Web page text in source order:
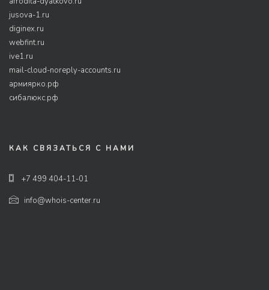
jusova-1.ru
diginex.ru
webfint.ru
ive1.ru
mail-cloud-noreply-accounts.ru
армиярко.рф
сибалюкс.рф
КАК СВЯЗАТЬСЯ С НАМИ
+7 499 404-11-01
info@whois-center.ru